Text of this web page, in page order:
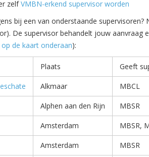
zelfVMBN-erkend supervisor worden
bij een van onderstaande
De supervisor behandelt jouw
de kaart onderaan):
Plaats Geeft
Alkmaar MBCL
Alphen aan den Rijn MBSR
Amsterdam MBSR,
Amsterdam MBSR